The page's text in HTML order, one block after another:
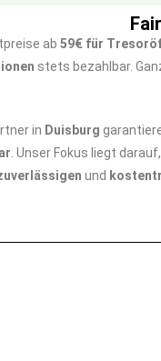
ab 59€ für
stets bezahlbar.
in Duisburg
. Unser Fokus liegt
und